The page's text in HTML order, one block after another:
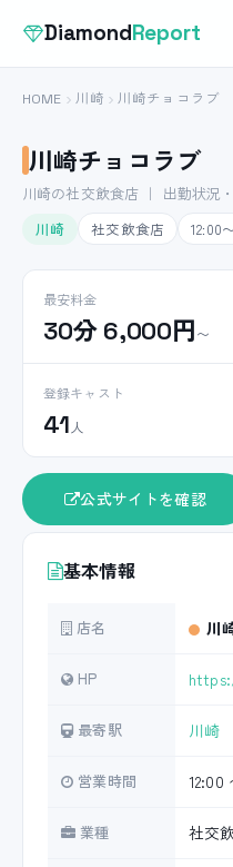
DiamondReport
HOME 川崎 川崎チョコラブ
川崎チョコラブ
川崎の社交飲食店 ｜ 出勤状況
川崎
社交飲食店 12:00
最安料金
30分 6,000円〜
登録キャスト
41 人
公式サイトを確認
基本情報
店名 川
HP
最寄駅 川崎
営業時間 12:00
業種 社交